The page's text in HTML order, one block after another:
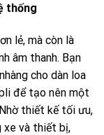
thống
lẻ, mà còn là
âm thanh. Bạn
cho dàn loa
để tạo nên một
thiết kế tối ưu,
xe và thiết bị,